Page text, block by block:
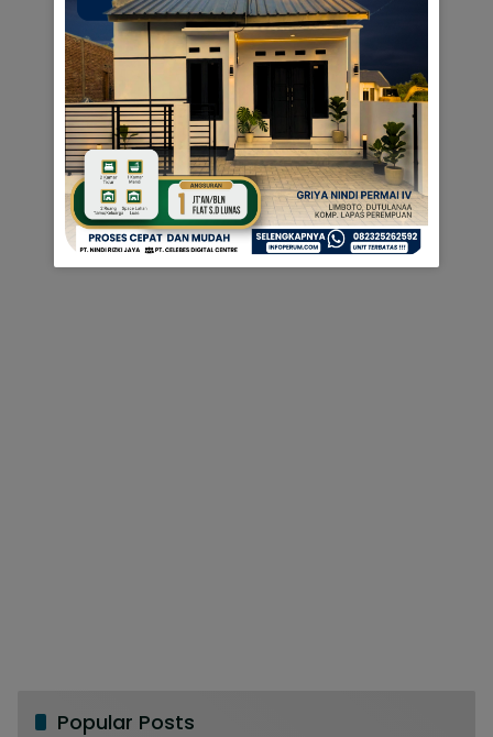
Popular Posts